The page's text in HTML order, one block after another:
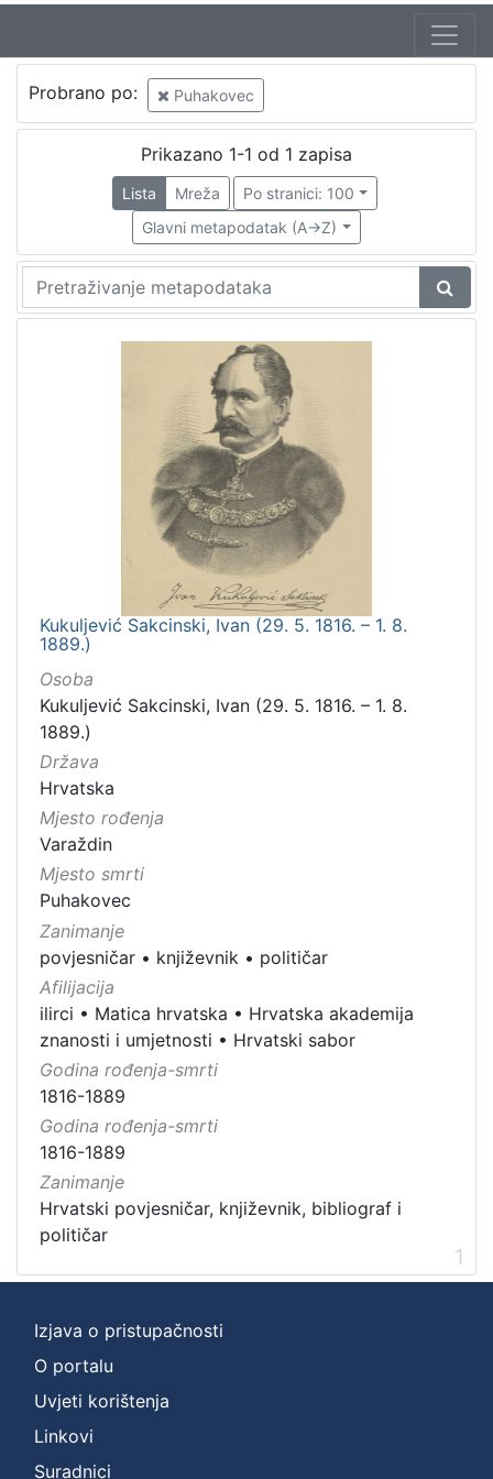
Probrano po: Puhakovec
Prikazano 1-1 od 1 zapisa
Lista Mreža
Po stranici: 100
Glavni metapodatak (A->Z)
Kukuljević Sakcinski, Ivan (29. 5. 1816. – 1. 8.
1889.)
Osoba
Kukuljević Sakcinski, Ivan (29. 5. 1816. – 1. 8.
1889.)
Država
Hrvatska
Mjesto rođenja
Varaždin
Mjesto smrti
Puhakovec
Zanimanje
povjesničar • književnik • političar
Afilijacija
ilirci • Matica hrvatska • Hrvatska akademija
znanosti i umjetnosti • Hrvatski sabor
Godina rođenja-smrti
1816-1889
Godina rođenja-smrti
1816-1889
Zanimanje
Hrvatski povjesničar, književnik, bibliograf i
političar
1
Izjava o pristupačnosti
O portalu
Uvjeti korištenja
Linkovi
Suradnici